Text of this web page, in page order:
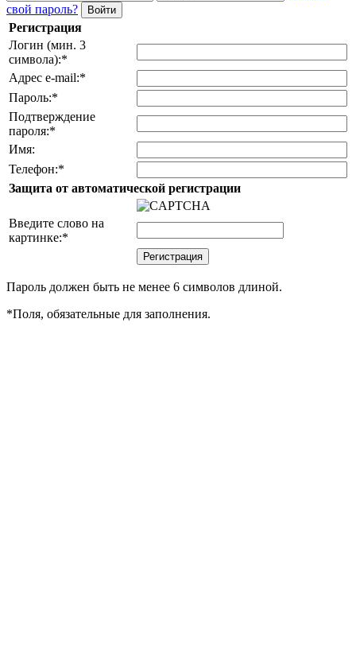
свой пароль?
Регистрация
Логин (мин. 3
символа):*
Адрес e-mail:*
Пароль:*
Подтверждение
пароля:*
Имя:
Телефон:*
Защита от автоматической регистрации
Введите слово на
картинке:*
Пароль должен быть не менее 6 символов длиной.
*Поля, обязательные для заполнения.